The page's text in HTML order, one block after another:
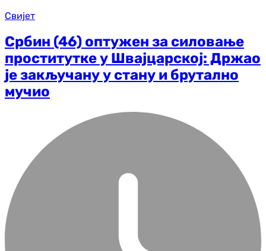
Свијет
Србин (46) оптужен за силовање
проститутке у Швајцарској: Држао
је закључану у стану и брутално
мучио